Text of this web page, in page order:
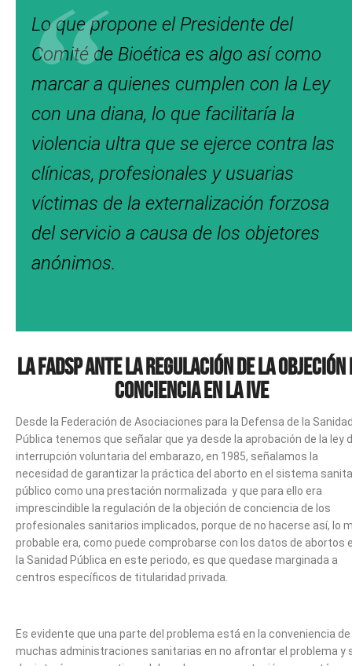
Lo que propone el Presidente del
Comité de Bioética es algo así como
marcar a quienes cumplen con la Ley
con una diana, lo que facilitaría la
violencia ultra que se ejerce contra las
clínicas, profesionales y usuarias
víctimas de la externalización forzosa
del servicio a causa de los objetores
anónimos.
La FADSP ante la regulación de la objeción
conciencia en la IVE
Desde la Federación de Asociaciones para la Defensa de la
Pública tenemos que señalar que ya desde la aprobación de la ley
interrupción voluntaria del embarazo, en 1985, señalamos la
necesidad de garantizar la práctica del aborto en el sistema
público como una prestación normalizada y que para ello era
imprescindible la regulación de la objeción de conciencia de los
profesionales sanitarios implicados, porque de no hacerse así, lo
probable era, como puede comprobarse con los datos de abortos
la Sanidad Pública en este periodo, es que quedase marginada a
centros específicos de titularidad privada.
Es evidente que una parte del problema está en la conveniencia de
muchas administraciones sanitarias en no afrontar el problema y